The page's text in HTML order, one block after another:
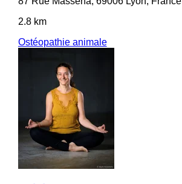
2.8 km
Ostéopathie animale